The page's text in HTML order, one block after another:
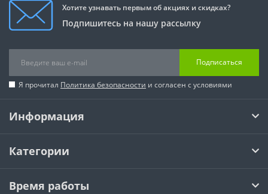
Хотите узнавать первым об акциях и скидках?
Подпишитесь на нашу рассылку
Подписаться
Я прочитал Политика безопасности и согласен с условиями
Информация
Категории
Время работы